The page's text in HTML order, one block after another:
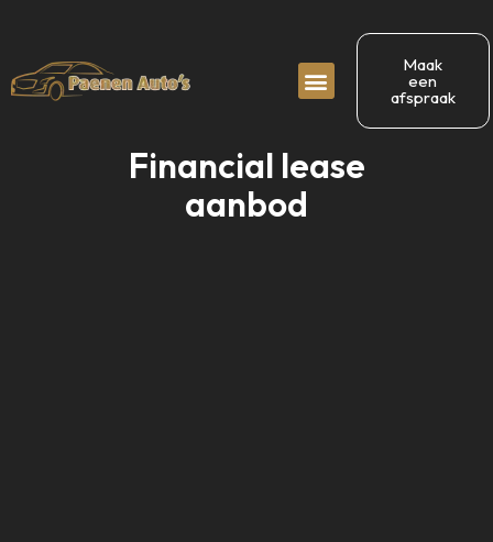
Maak
een
afspraak
Financial lease
aanbod